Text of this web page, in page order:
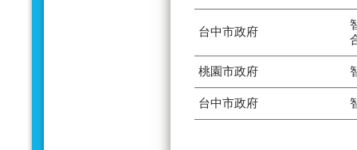
台中市政府
桃園市政府
台中市政府